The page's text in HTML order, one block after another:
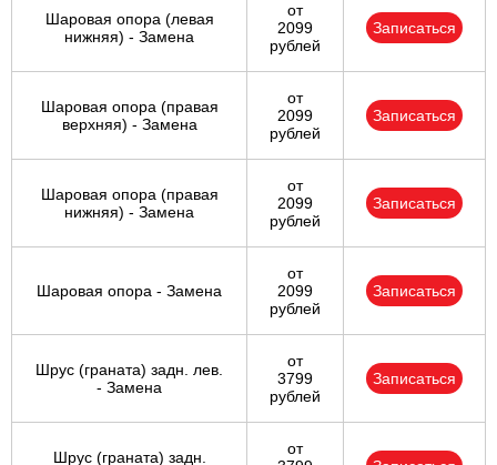
Шаровая опора (левая
нижняя) - Замена
от
2099
рублей
Записаться
Шаровая опора (правая
верхняя) - Замена
от
2099
рублей
Записаться
Шаровая опора (правая
нижняя) - Замена
от
2099
рублей
Записаться
Шаровая опора - Замена
от
2099
рублей
Записаться
Шрус (граната) задн. лев.
- Замена
от
3799
рублей
Записаться
Шрус (граната) задн.
от